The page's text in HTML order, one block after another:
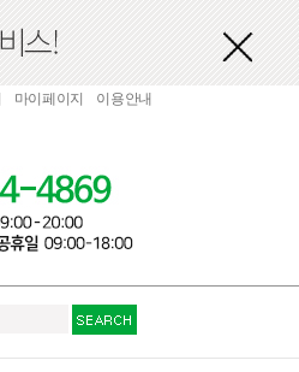
마이페이지 이용안내